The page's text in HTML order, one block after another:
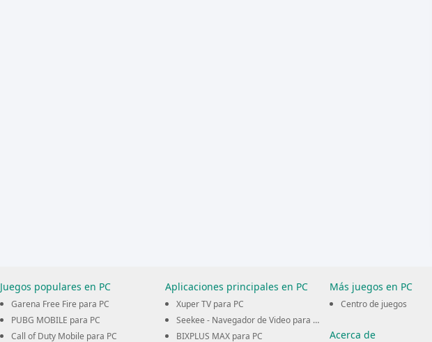
Juegos populares en PC
Garena Free Fire para PC
PUBG MOBILE para PC
Call of Duty Mobile para PC
Aplicaciones principales en PC
Xuper TV para PC
Seekee - Navegador de Video para PC
BIXPLUS MAX para PC
Más juegos en PC
Centro de juegos
Acerca de